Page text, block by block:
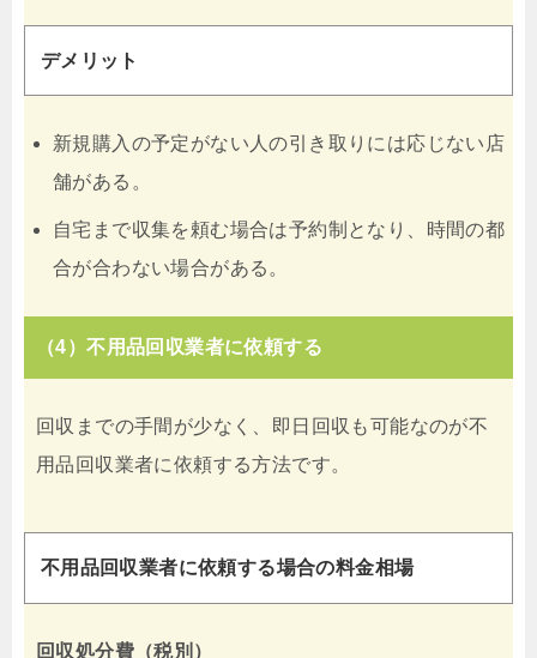
デメリット
新規購入の予定がない人の引き取りには応じない店
舗がある。
自宅まで収集を頼む場合は予約制となり、時間の都
合が合わない場合がある。
（4）不用品回収業者に依頼する
回収までの手間が少なく、即日回収も可能なのが不
用品回収業者に依頼する方法です。
不用品回収業者に依頼する場合の料金相場
回収処分費（税別）